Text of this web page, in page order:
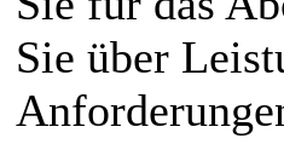
Sie über